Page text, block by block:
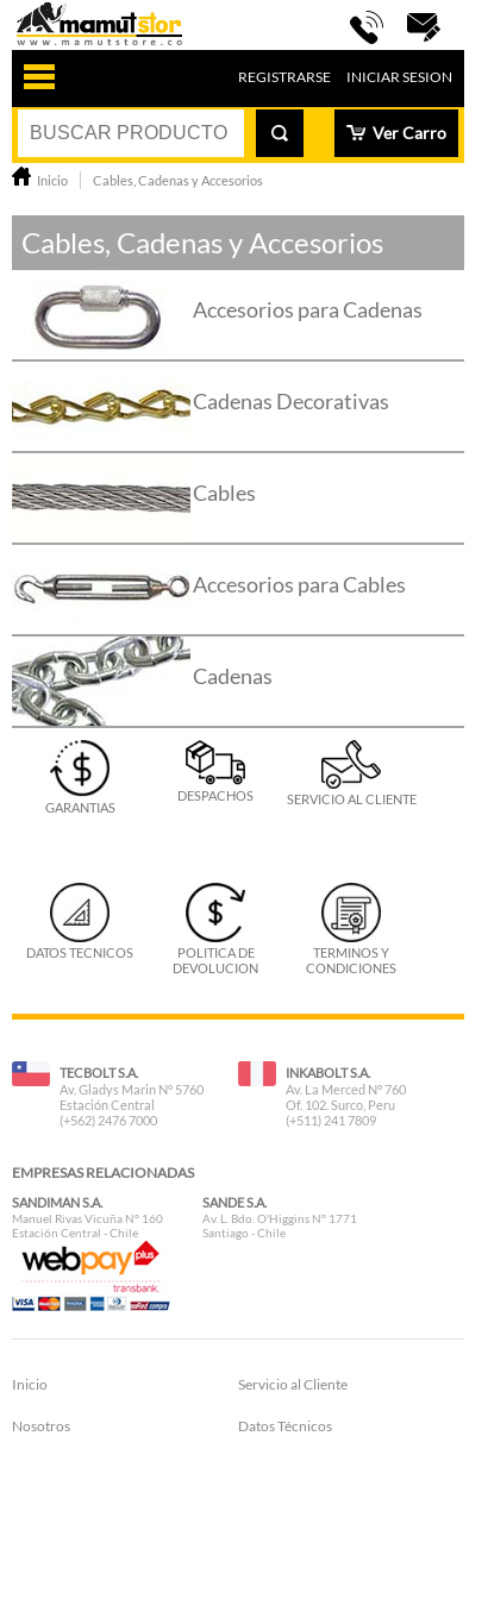
REGISTRARSE INICIAR SESION
Ver Carro
Inicio Cables, Cadenas y Accesorios
Cables, Cadenas y Accesorios
Accesorios para Cadenas
Cadenas Decorativas
Cables
Accesorios para Cables
Cadenas
GARANTIAS
DESPACHOS SERVICIO AL CLIENTE
DATOS TECNICOS
POLITICA DE
DEVOLUCION
TERMINOS Y
CONDICIONES
TECBOLT S.A.
Av. Gladys Marin N° 5760
Estación Central
(+562) 2476 7000
INKABOLT S.A.
Av. La Merced N° 760
Of. 102. Surco, Peru
(+511) 241 7809
EMPRESAS RELACIONADAS
SANDIMAN S.A.
Manuel Rivas Vicuña N° 160
Estación Central - Chile
SANDE S.A.
Av. L. Bdo. O'Higgins N° 1771
Santiago - Chile
Inicio Servicio al Cliente
Nosotros Datos Técnicos